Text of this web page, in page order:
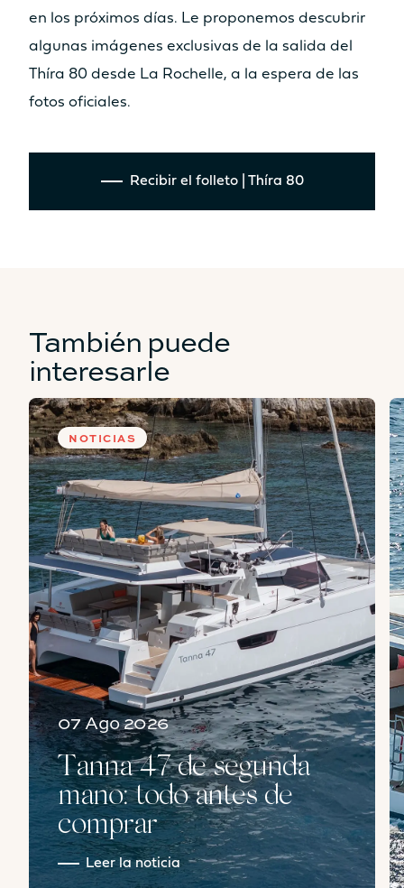
en los próximos días. Le proponemos descubrir
algunas imágenes exclusivas de la salida del
Thíra 80 desde La Rochelle, a la espera de las
fotos oficiales.
Recibir el folleto | Thíra 80
También puede
interesarle
NOTICIAS
07 Ago 2026
Tanna 47 de segunda
mano: todo antes de
comprar
Leer la noticia